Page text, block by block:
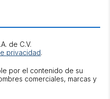
de C.V.
privacidad.
por el contenido de su
comerciales, marcas y